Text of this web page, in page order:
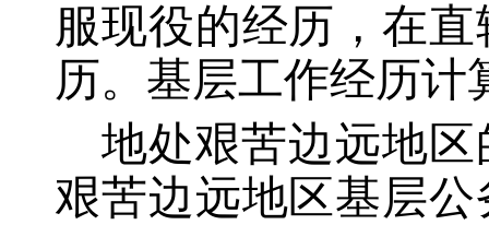
服现役的经历，在
历。基层工作经历计
地处艰苦边远地
艰苦边远地区基层